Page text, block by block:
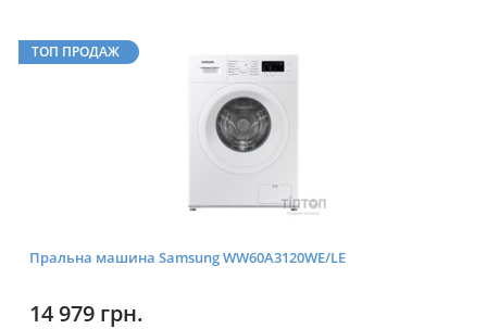
ТОП ПРОДАЖ
Пральна машина Samsung WW60A3120WE/LE
14 979 грн.